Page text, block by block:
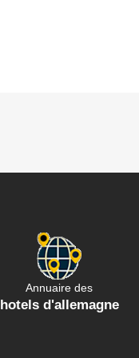
Annuaire des
hotels d'allemagne